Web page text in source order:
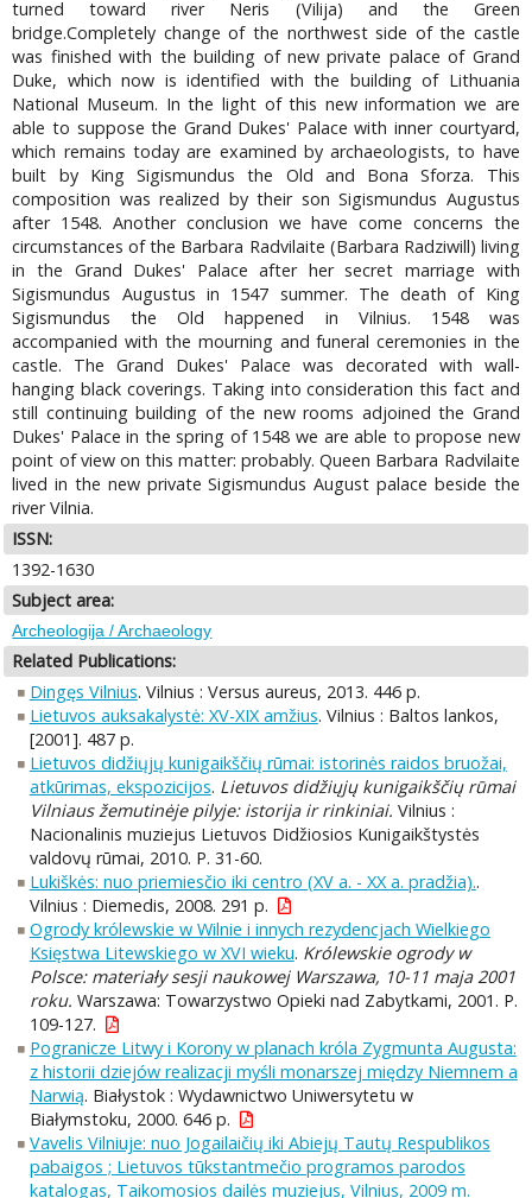
turned toward river Neris (Vilija) and the Green
bridge.Completely change of the northwest side of the castle
was finished with the building of new private palace of Grand
Duke, which now is identified with the building of Lithuania
National Museum. In the light of this new information we are
able to suppose the Grand Dukes' Palace with inner courtyard,
which remains today are examined by archaeologists, to have
built by King Sigismundus the Old and Bona Sforza. This
composition was realized by their son Sigismundus Augustus
after 1548. Another conclusion we have come concerns the
circumstances of the Barbara Radvilaite (Barbara Radziwill) living
in the Grand Dukes' Palace after her secret marriage with
Sigismundus Augustus in 1547 summer. The death of King
Sigismundus the Old happened in Vilnius. 1548 was
accompanied with the mourning and funeral ceremonies in the
castle. The Grand Dukes' Palace was decorated with wall-
hanging black coverings. Taking into consideration this fact and
still continuing building of the new rooms adjoined the Grand
Dukes' Palace in the spring of 1548 we are able to propose new
point of view on this matter: probably. Queen Barbara Radvilaite
lived in the new private Sigismundus August palace beside the
river Vilnia.
ISSN:
1392-1630
Subject area:
Archeologija / Archaeology
Related Publications:
Dingęs Vilnius. Vilnius : Versus aureus, 2013. 446 p.
Lietuvos auksakalystė: XV-XIX amžius. Vilnius : Baltos lankos,
[2001]. 487 p.
Lietuvos didžiųjų kunigaikščių rūmai: istorinės raidos bruožai,
atkūrimas, ekspozicijos. Lietuvos didžiųjų kunigaikščių rūmai
Vilniaus žemutinėje pilyje: istorija ir rinkiniai. Vilnius :
Nacionalinis muziejus Lietuvos Didžiosios Kunigaikštystės
valdovų rūmai, 2010. P. 31-60.
Lukiškės: nuo priemiesčio iki centro (XV a. - XX a. pradžia)..
Vilnius : Diemedis, 2008. 291 p.
Ogrody królewskie w Wilnie i innych rezydencjach Wielkiego
Księstwa Litewskiego w XVI wieku. Królewskie ogrody w
Polsce: materiały sesji naukowej Warszawa, 10-11 maja 2001
roku. Warszawa: Towarzystwo Opieki nad Zabytkami, 2001. P.
109-127.
Pogranicze Litwy i Korony w planach króla Zygmunta Augusta:
z historii dziejów realizacji myśli monarszej między Niemnem a
Narwią. Białystok : Wydawnictwo Uniwersytetu w
Białymstoku, 2000. 646 p.
Vavelis Vilniuje: nuo Jogailaičių iki Abiejų Tautų Respublikos
pabaigos ; Lietuvos tūkstantmečio programos parodos
katalogas, Taikomosios dailės muziejus, Vilnius, 2009 m.